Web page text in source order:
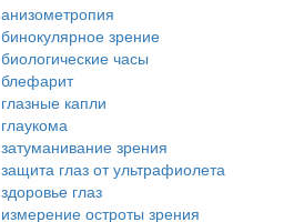
анизометропия
бинокулярное зрение
биологические часы
блефарит
глазные капли
глаукома
затуманивание зрения
защита глаз от ультрафиолета
здоровье глаз
измерение остроты зрения